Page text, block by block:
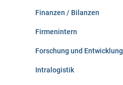
Finanzen / Bilanzen
Firmenintern
Forschung und Entwicklung
Intralogistik